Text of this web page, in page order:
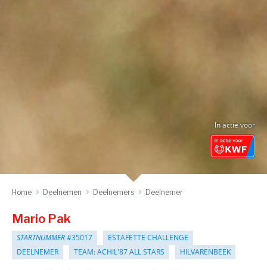
In actie voor
Home Deelnemen Deelnemers Deelnemer
Mario Pak
STARTNUMMER#35017
ESTAFETTE CHALLENGE
DEELNEMER
TEAM: ACHIL'87 ALL STARS HILVARENBEEK